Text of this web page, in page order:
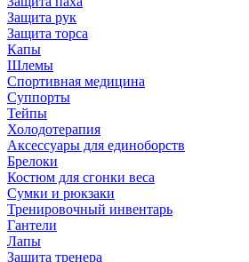
Защита рук
Защита торса
Капы
Шлемы
Спортивная медицина
Суппорты
Тейпы
Холодотерапия
Аксессуары для единоборств
Брелоки
Костюм для сгонки веса
Сумки и рюкзаки
Тренировочный инвентарь
Гантели
Лапы
Защита тренера